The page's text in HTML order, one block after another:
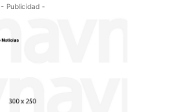
- Publicidad -